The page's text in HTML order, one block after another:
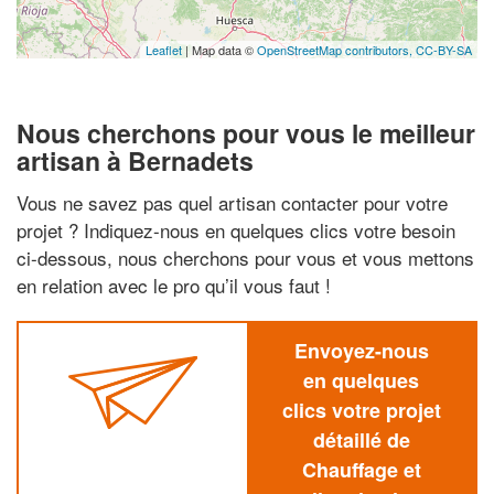
Leaflet | Map data ©OpenStreetMap contributors, CC-BY-SA
Nous cherchons pour vous le meilleur
artisan à Bernadets
Vous ne savez pas quel artisan contacter pour votre
projet ? Indiquez-nous en quelques clics votre besoin
ci-dessous, nous cherchons pour vous et vous mettons
en relation avec le pro qu’il vous faut !
Envoyez-nous
en quelques
clics votre projet
détaillé de
Chauffage et